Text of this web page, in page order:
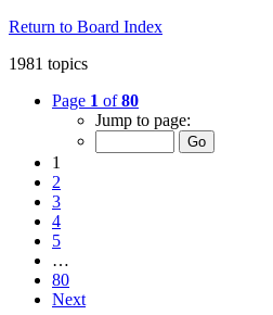
Return to Board Index
1981 topics
Page 1 of80
Jump to page:
1
2
3
4
5
…
80
Next